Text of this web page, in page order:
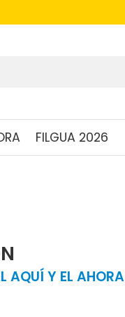
FILGUA 2026
AQUÍ Y EL AHORA